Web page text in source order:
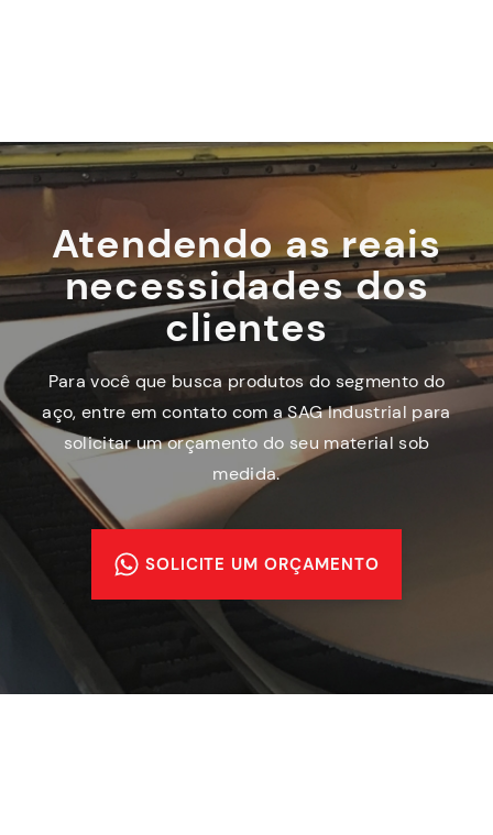
Atendendo as reais
necessidades dos
clientes
Para você que busca produtos do segmento do
aço, entre em contato com a SAG Industrial para
solicitar um orçamento do seu material sob
medida.
SOLICITE UM ORÇAMENTO